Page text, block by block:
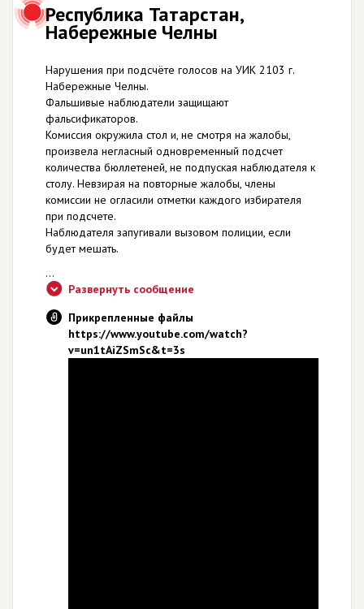
Республика Татарстан,
Набережные Челны
Нарушения при подсчёте голосов на УИК 2103 г.
Набережные Челны.
Фальшивые наблюдатели защищают
фальсификаторов.
Комиссия окружила стол и, не смотря на жалобы,
произвела негласный одновременный подсчет
количества бюллетеней, не подпуская наблюдателя к
столу. Невзирая на повторные жалобы, члены
комиссии не огласили отметки каждого избирателя
при подсчете.
Наблюдателя запугивали вызовом полиции, если
будет мешать.
...
Развернуть сообщение
Прикрепленные файлы
https://www.youtube.com/watch?
v=un1tAiZSmSc&t=3s